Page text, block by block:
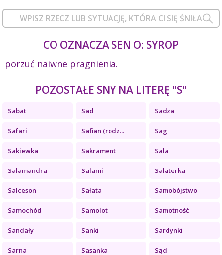
CO OZNACZA SEN O: SYROP
porzuć naiwne pragnienia.
POZOSTAŁE SNY NA LITERĘ "S"
Sabat Sad Sadza
Safari Safian (rodz... Sag
Sakiewka Sakrament Sala
Salamandra Salami Salaterka
Salceson Sałata Samobójstwo
Samochód Samolot Samotność
Sandały Sanki Sardynki
Sarna Sasanka Sąd